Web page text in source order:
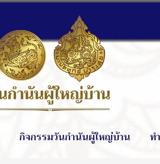
กิจกรรมวันกำนันผู้ใหญ่บ้าน ท